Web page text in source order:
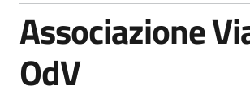
Servizi
Centri
Associazione
OdV